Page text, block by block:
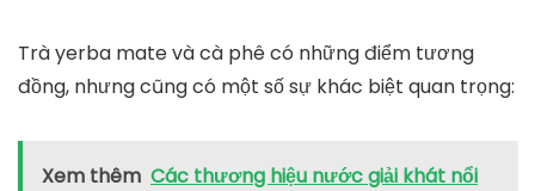
Trà yerba mate và cà phê có những điểm tương
đồng, nhưng cũng có một số sự khác biệt quan trọng:
Xem thêm Các thương hiệu nước giải khát nổi